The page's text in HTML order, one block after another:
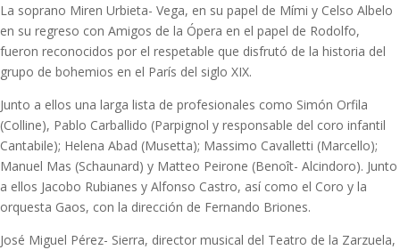
La soprano Miren Urbieta- Vega, en su papel de Mími y Celso Albelo
en su regreso con Amigos de la Ópera en el papel de Rodolfo,
fueron reconocidos por el respetable que disfrutó de la historia del
grupo de bohemios en el París del siglo XIX.
Junto a ellos una larga lista de profesionales como Simón Orfila
(Colline), Pablo Carballido (Parpignol y responsable del coro infantil
Cantabile); Helena Abad (Musetta); Massimo Cavalletti (Marcello);
Manuel Mas (Schaunard) y Matteo Peirone (Benoît- Alcindoro). Junto
a ellos Jacobo Rubianes y Alfonso Castro, así como el Coro y la
orquesta Gaos, con la dirección de Fernando Briones.
José Miguel Pérez- Sierra, director musical del Teatro de la Zarzuela,